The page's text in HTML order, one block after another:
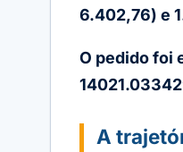
6.402,76) e
O pedido foi
A